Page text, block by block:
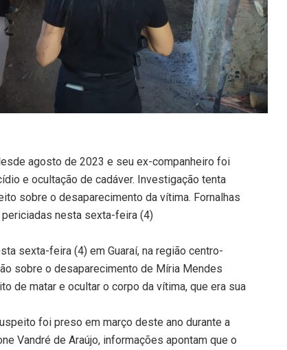
agosto de 2023 e seu ex-companheiro foi
e ocultação de cadáver. Investigação tenta
sobre o desaparecimento da vítima. Fornalhas
nesta sexta-feira (4)
sexta-feira (4) em Guaraí, na região centro-
sobre o desaparecimento de Míria Mendes
de matar e ocultar o corpo da vítima, que era sua
foi preso em março deste ano durante a
Vandré de Araújo, informações apontam que o